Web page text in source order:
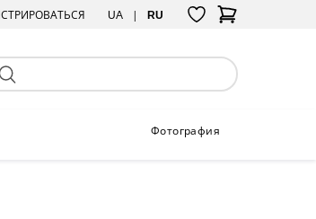
UA RU
Фотография